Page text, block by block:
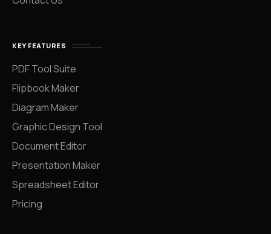
KEY FEATURES
PDF Tool Suite
Flipbook Maker
Diagram Maker
Graphic Design Tool
Document Editor
Presentation Maker
Spreadsheet Editor
Pricing